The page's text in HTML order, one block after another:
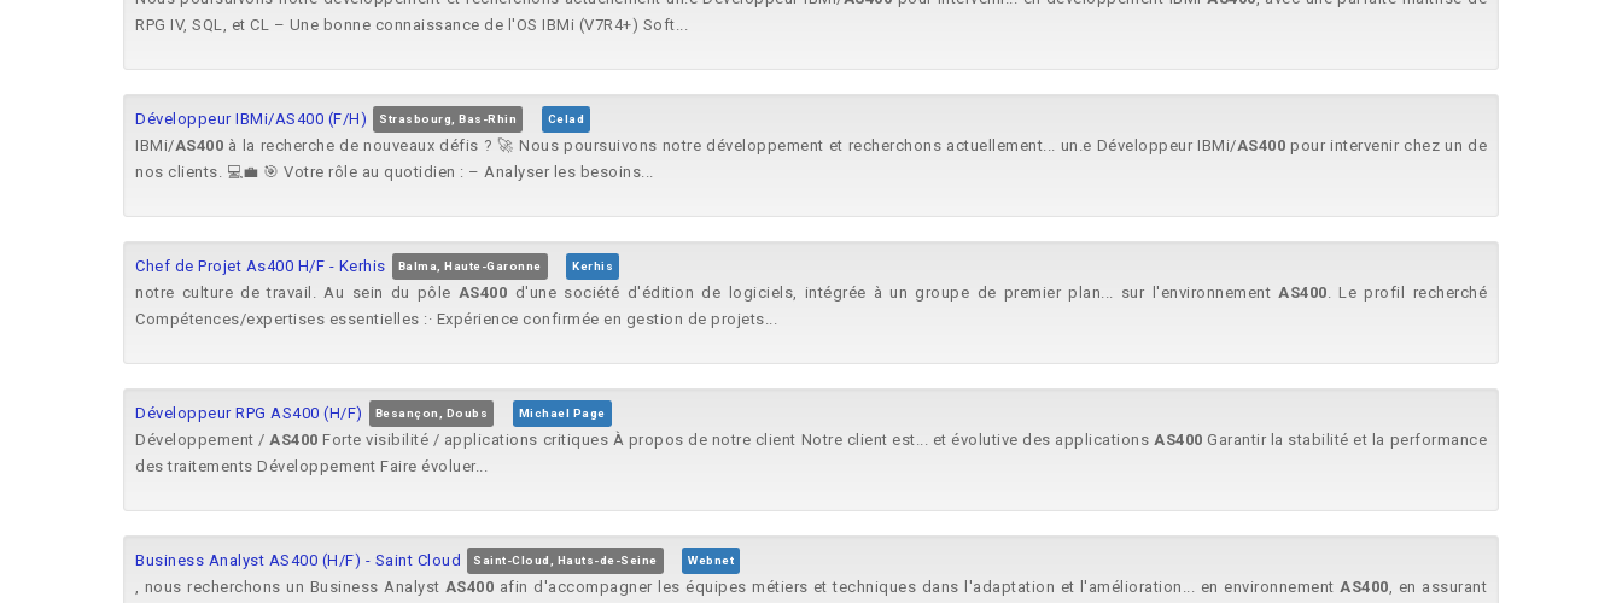
RPG IV, SQL, et CL – Une bonne connaissance de l'OS IBMi (V7R4+) Soft...
Développeur IBMi/AS400 (F/H) Strasbourg, Bas-Rhin Celad
IBMi/AS400 à la recherche de nouveaux défis ? 🚀 Nous poursuivons notre développement et recherchons actuellement... un.e Développeur IBMi/AS400 pour intervenir chez un de
nos clients. 💻💼 🎯 Votre rôle au quotidien : – Analyser les besoins...
Chef de Projet As400 H/F - Kerhis Balma, Haute-Garonne Kerhis
notre culture de travail. Au sein du pôle AS400 d'une société d'édition de logiciels, intégrée à un groupe de premier plan... sur l'environnementAS400. Le profil recherché
Compétences/expertises essentielles :· Expérience confirmée en gestion de projets...
Développeur RPG AS400 (H/F) Besançon, Doubs Michael Page
Développement /AS400 Forte visibilité / applications critiques À propos de notre client Notre client est... et évolutive des applicationsAS400 Garantir la stabilité et la performance
des traitements Développement Faire évoluer...
Business Analyst AS400 (H/F) - Saint Cloud Saint-Cloud, Hauts-de-Seine Webnet
, nous recherchons un Business Analyst AS400 afin d'accompagner les équipes métiers et techniques dans l'adaptation et l'amélioration... en environnementAS400, en assurant